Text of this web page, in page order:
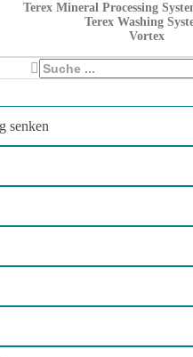
Terex Mineral Processing
Terex Washing
Vortex
senken